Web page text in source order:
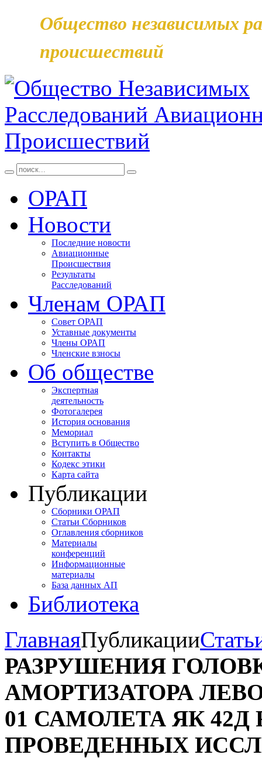
Общество независимых
происшествий
ОРАП
Новости
Последние новости
Авиационные
Происшествия
Результаты
Расследований
Членам ОРАП
Совет ОРАП
Уставные документы
Члены ОРАП
Членские взносы
Об обществе
Экспертная
деятельность
Фотогалерея
История основания
Мемориал
Вступить в Общество
Контакты
Кодекс этики
Карта сайта
Публикации
Сборники ОРАП
Статьи Сборников
Оглавления сборников
Материалы
конференций
Информационные
материалы
База данных АП
Библиотека
ГлавнаяПубликации
РАЗРУШЕНИЯ
АМОРТИЗАТОРА
01 САМОЛЕТА ЯК 42Д
ПРОВЕДЕННЫХ